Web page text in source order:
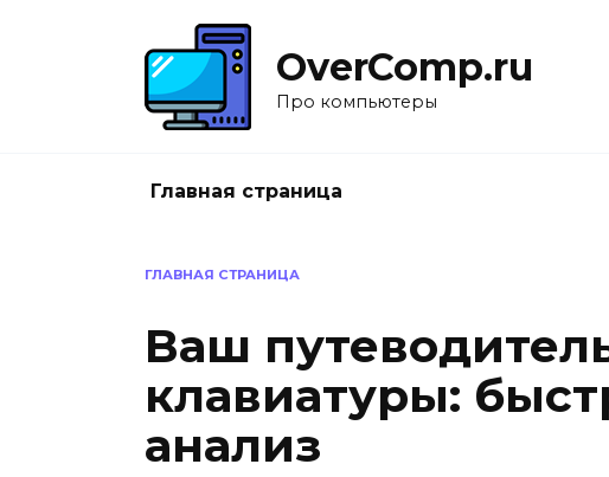
OverComp.ru
Про компьютеры
Главная страница
ГЛАВНАЯ СТРАНИЦА
Ваш
клавиатуры:
анализ